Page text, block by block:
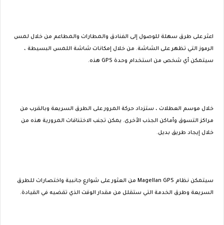
اعثر على طرق سهلة للوصول إلى الفنادق والمطارات والمطاعم من خلال لمس
الرموز التي تظهر على الشاشة. من خلال إمكانات شاشة اللمس البسيطة ،
سيتمكن أي شخص من استخدام وحدة GPS هذه.
خلال موسم العطلات ، ستزداد حركة المرور على الطرق السريعة وبالقرب من
مراكز التسوق وأماكن الجذب الأخرى. يمكن تجنب الاختناقات المرورية هذه من
خلال إيجاد طريق بديل.
سيتمكن نظام Magellan GPS من العثور على شوارع جانبية واختصارات للطرق
السريعة وطرق الخدمة التي ستقلل من مقدار الوقت الذي تقضيه في القيادة.